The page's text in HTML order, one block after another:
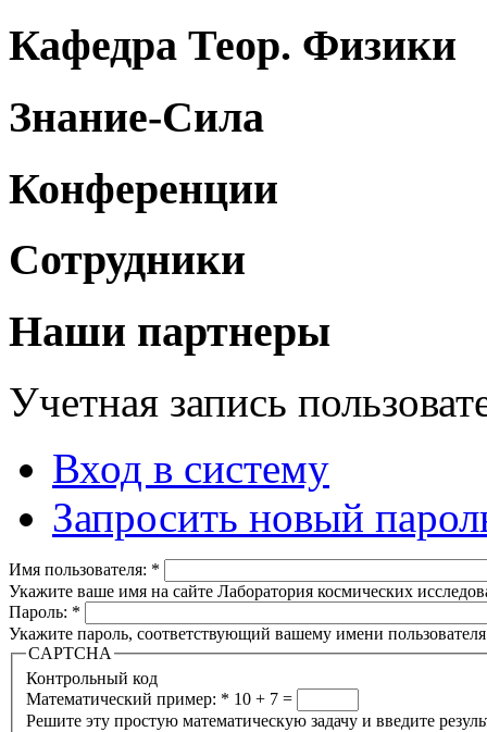
Кафедра Теор. Физики
Знание-Сила
Конференции
Сотрудники
Наши партнеры
Учетная запись
Вход в систему
Запросить новый
Имя пользователя: *
Укажите ваше имя на сайте Лаборатория космических
Пароль: *
Укажите пароль, соответствующий вашему имени
CAPTCHA
Контрольный код
Математический пример: * 10 + 7 =
Решите эту простую математическую задачу и введите